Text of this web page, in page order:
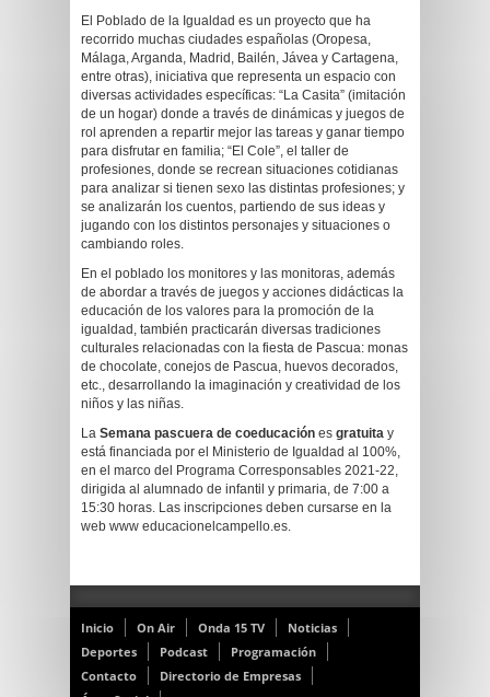
El Poblado de la Igualdad es un proyecto que ha
recorrido muchas ciudades españolas (Oropesa,
Málaga, Arganda, Madrid, Bailén, Jávea y Cartagena,
entre otras), iniciativa que representa un espacio con
diversas actividades específicas: “La Casita” (imitación
de un hogar) donde a través de dinámicas y juegos de
rol aprenden a repartir mejor las tareas y ganar tiempo
para disfrutar en familia; “El Cole”, el taller de
profesiones, donde se recrean situaciones cotidianas
para analizar si tienen sexo las distintas profesiones; y
se analizarán los cuentos, partiendo de sus ideas y
jugando con los distintos personajes y situaciones o
cambiando roles.
En el poblado los monitores y las monitoras, además
de abordar a través de juegos y acciones didácticas la
educación de los valores para la promoción de la
igualdad, también practicarán diversas tradiciones
culturales relacionadas con la fiesta de Pascua: monas
de chocolate, conejos de Pascua, huevos decorados,
etc., desarrollando la imaginación y creatividad de los
niños y las niñas.
La Semana pascuera de coeducación es gratuita y
está financiada por el Ministerio de Igualdad al 100%,
en el marco del Programa Corresponsables 2021-22,
dirigida al alumnado de infantil y primaria, de 7:00 a
15:30 horas. Las inscripciones deben cursarse en la
web www educacionelcampello.es.
Inicio On Air Onda 15 TV
Noticias
Deportes
Podcast
Programación
Contacto
Directorio de Empresas